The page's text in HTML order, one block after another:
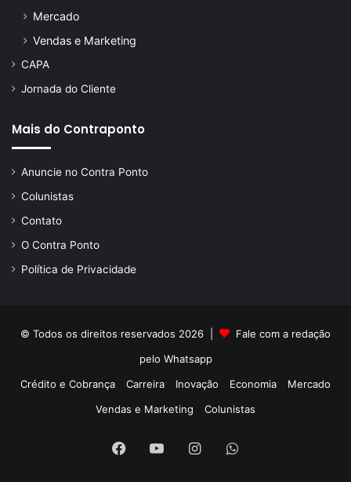
Mercado
Vendas e Marketing
CAPA
Jornada do Cliente
Mais do Contraponto
Anuncie no Contra Ponto
Colunistas
Contato
O Contra Ponto
Política de Privacidade
© Todos os direitos reservados 2026 |
Fale com a redação
pelo Whatsapp
Crédito e Cobrança
Carreira Inovação Economia
Mercado
Vendas e Marketing
Colunistas
Facebook
YouTubeInstagramWhatsApp